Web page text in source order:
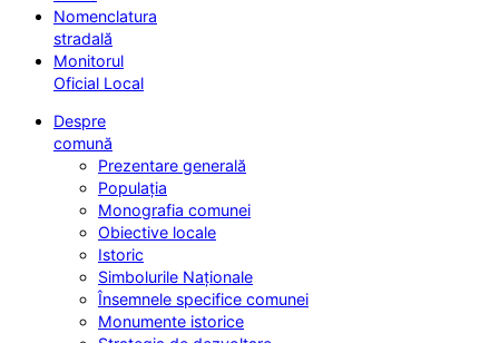
Nomenclatura
stradală
Monitorul
Oficial Local
Despre
comună
Prezentare generală
Populația
Monografia comunei
Obiective locale
Istoric
Simbolurile Naționale
Însemnele specifice comunei
Monumente istorice